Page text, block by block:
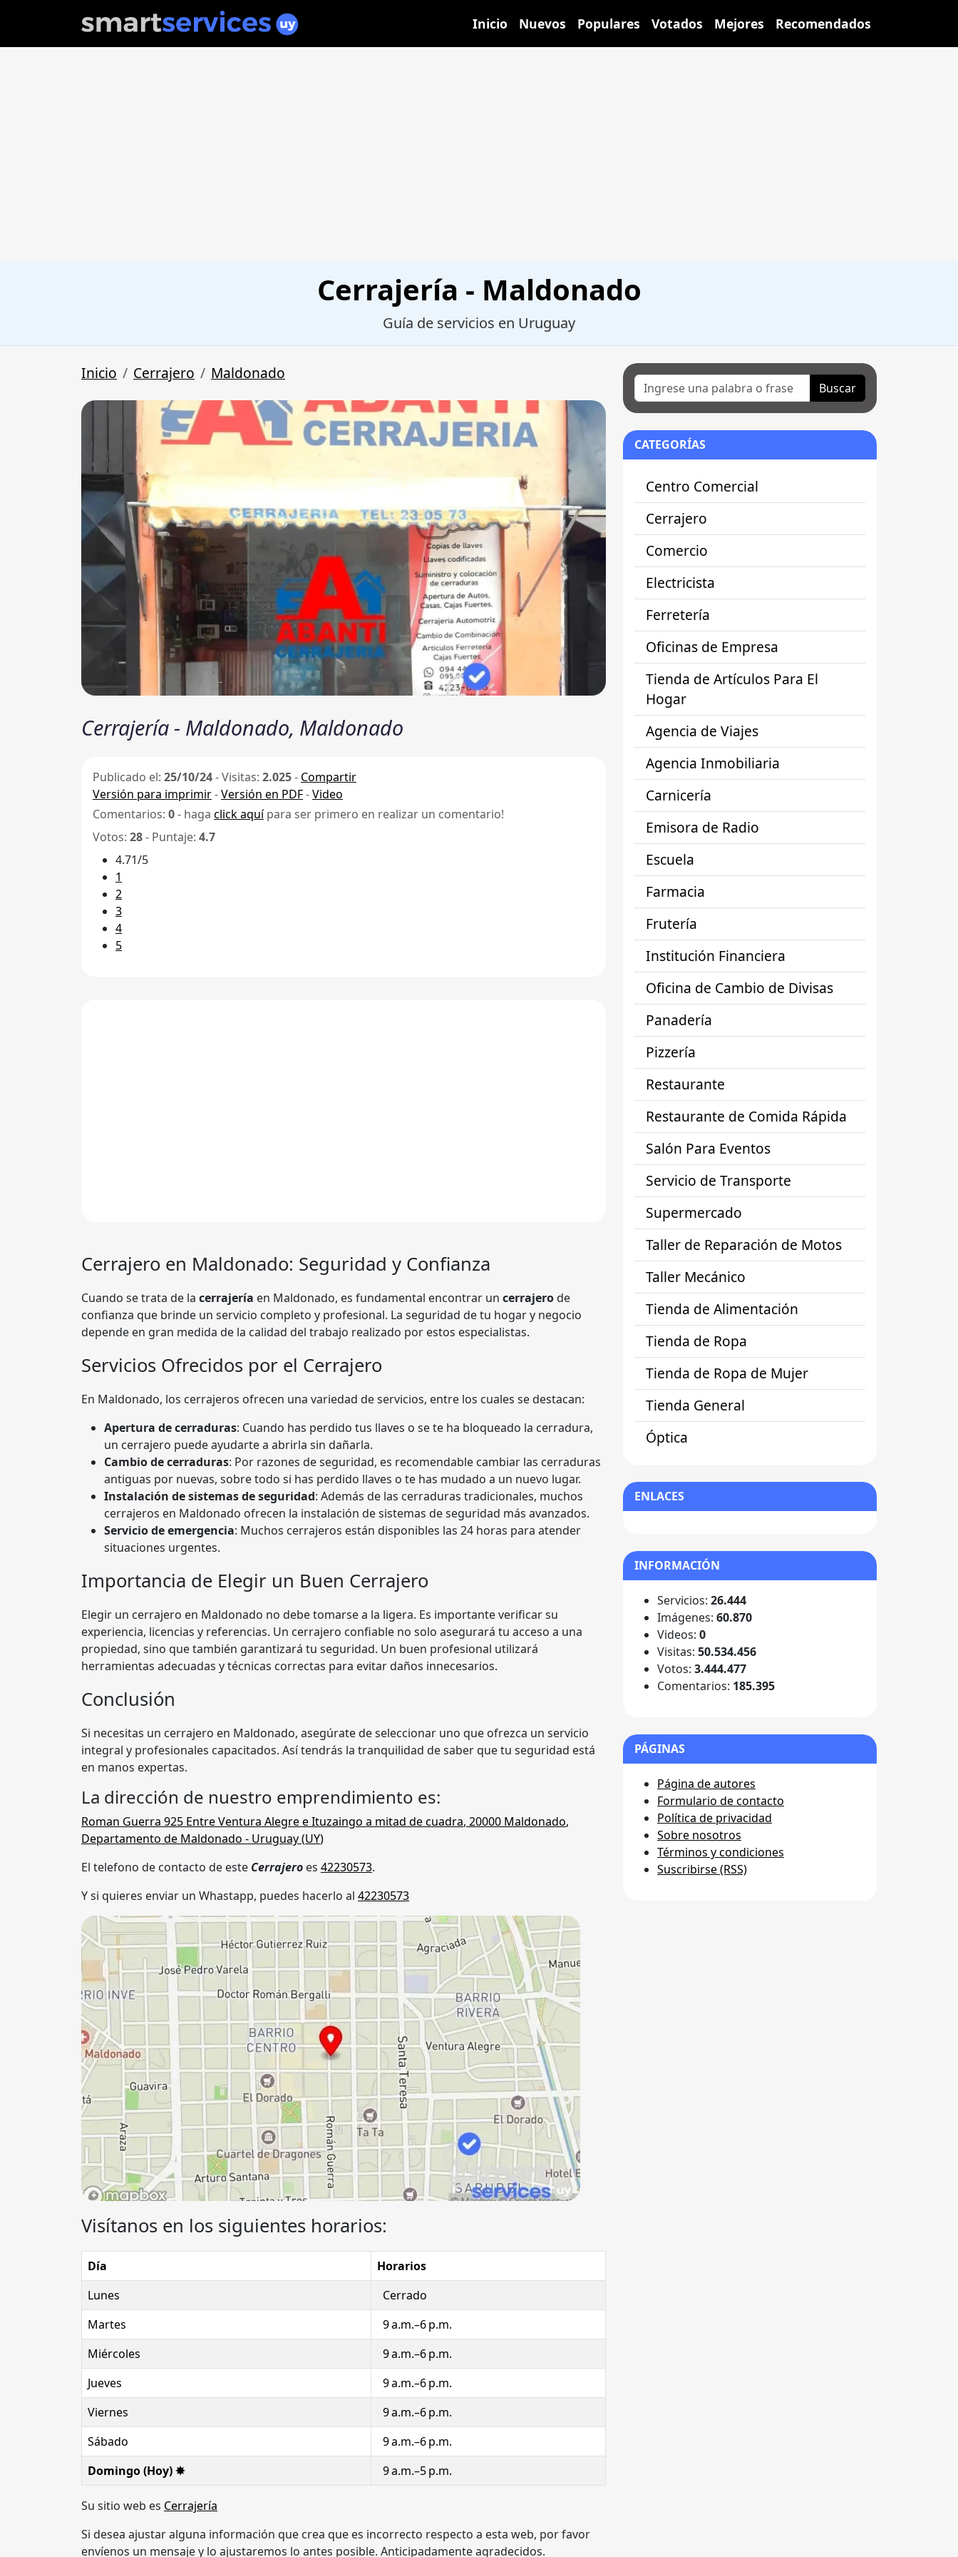
Inicio Nuevos Populares Votados Mejores Recomendados
Cerrajería - Maldonado
Guía de servicios en Uruguay
Inicio Cerrajero Maldonado
Cerrajería - Maldonado, Maldonado
Publicado el: 25/10/24-Visitas: 2.025- Compartir
Versión para imprimir-Versión en PDF-Video
Comentarios: 0- haga click aquípara ser primero en realizar un comentario!
Votos: 28- Puntaje: 4.7
4.71/5
1
2
3
4
5
Cerrajero en Maldonado: Seguridad y Confianza
Cuando se trata de la cerrajería en Maldonado, es fundamental encontrar un cerrajerode
confianza que brinde un servicio completo y profesional. La seguridad de tu hogar y negocio
depende en gran medida de la calidad del trabajo realizado por estos especialistas.
Servicios Ofrecidos por el Cerrajero
En Maldonado, los cerrajeros ofrecen una variedad de servicios, entre los cuales se destacan:
Apertura de cerraduras: Cuando has perdido tus llaves o se te ha bloqueado la cerradura,
un cerrajero puede ayudarte a abrirla sin dañarla.
Cambio de cerraduras: Por razones de seguridad, es recomendable cambiar las cerraduras
antiguas por nuevas, sobre todo si has perdido llaves o te has mudado a un nuevo lugar.
Instalación de sistemas de seguridad: Además de las cerraduras tradicionales, muchos
cerrajeros en Maldonado ofrecen la instalación de sistemas de seguridad más avanzados.
Servicio de emergencia: Muchos cerrajeros están disponibles las 24 horas para atender
situaciones urgentes.
Importancia de Elegir un Buen Cerrajero
Elegir un cerrajero en Maldonado no debe tomarse a la ligera. Es importante verificar su
experiencia, licencias y referencias. Un cerrajero confiable no solo asegurará tu acceso a una
propiedad, sino que también garantizará tu seguridad. Un buen profesional utilizará
herramientas adecuadas y técnicas correctas para evitar daños innecesarios.
Conclusión
Si necesitas un cerrajero en Maldonado, asegúrate de seleccionar uno que ofrezca un servicio
integral y profesionales capacitados. Así tendrás la tranquilidad de saber que tu seguridad está
en manos expertas.
La dirección de nuestro emprendimiento es:
Roman Guerra 925 Entre Ventura Alegre e Ituzaingo a mitad de cuadra, 20000 Maldonado,
Departamento de Maldonado - Uruguay (UY)
El telefono de contacto de este Cerrajero es 42230573.
Y si quieres enviar un Whastapp, puedes hacerlo al 42230573
Visítanos en los siguientes horarios:
Día
Horarios
Lunes
Cerrado
Martes
9 a.m.–6 p.m.
Miércoles
9 a.m.–6 p.m.
Jueves
9 a.m.–6 p.m.
Viernes
9 a.m.–6 p.m.
Sábado
9 a.m.–6 p.m.
Domingo (Hoy) ✸
9 a.m.–5 p.m.
Su sitio web es Cerrajería
Si desea ajustar alguna información que crea que es incorrecto respecto a esta web, por favor
envíenos un mensaje y lo ajustaremos lo antes posible. Anticipadamente agradecidos.
Buscar
CATEGORÍAS
Centro Comercial
Cerrajero
Comercio
Electricista
Ferretería
Oficinas de Empresa
Tienda de Artículos Para El
Hogar
Agencia de Viajes
Agencia Inmobiliaria
Carnicería
Emisora de Radio
Escuela
Farmacia
Frutería
Institución Financiera
Oficina de Cambio de Divisas
Panadería
Pizzería
Restaurante
Restaurante de Comida Rápida
Salón Para Eventos
Servicio de Transporte
Supermercado
Taller de Reparación de Motos
Taller Mecánico
Tienda de Alimentación
Tienda de Ropa
Tienda de Ropa de Mujer
Tienda General
Óptica
ENLACES
INFORMACIÓN
Servicios: 26.444
Imágenes: 60.870
Videos: 0
Visitas: 50.534.456
Votos: 3.444.477
Comentarios: 185.395
PÁGINAS
Página de autores
Formulario de contacto
Política de privacidad
Sobre nosotros
Términos y condiciones
Suscribirse (RSS)